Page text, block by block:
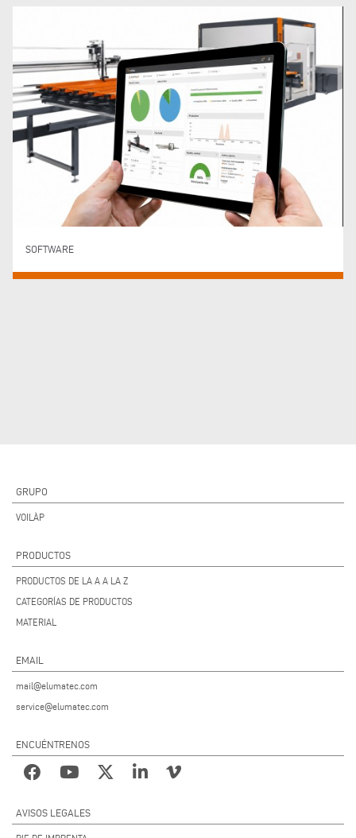
SOFTWARE
GRUPO
VOILÀP
PRODUCTOS
PRODUCTOS DE LA A A LA Z
CATEGORÍAS DE PRODUCTOS
MATERIAL
EMAIL
mail@elumatec.com
service@elumatec.com
ENCUÉNTRENOS
AVISOS LEGALES